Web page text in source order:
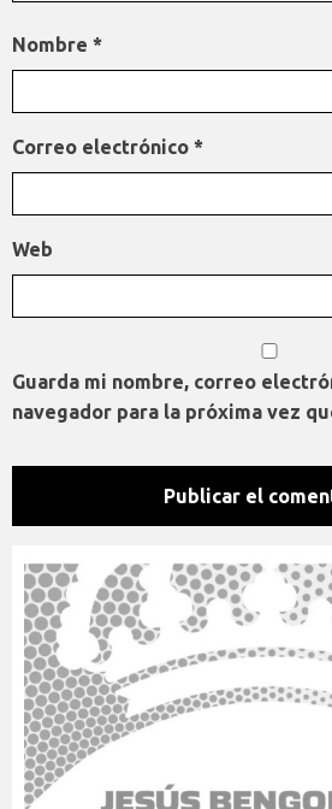
Nombre *
Correo electrónico *
Web
Guarda mi nombre, correo
navegador para la próxima vez